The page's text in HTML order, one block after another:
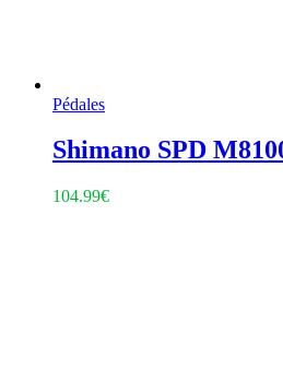
Pédales
Shimano SPD
104.99€